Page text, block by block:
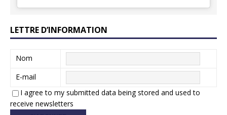
LETTRE D’INFORMATION
Nom
E-mail
I agree to my submitted data being stored and used to
receive newsletters